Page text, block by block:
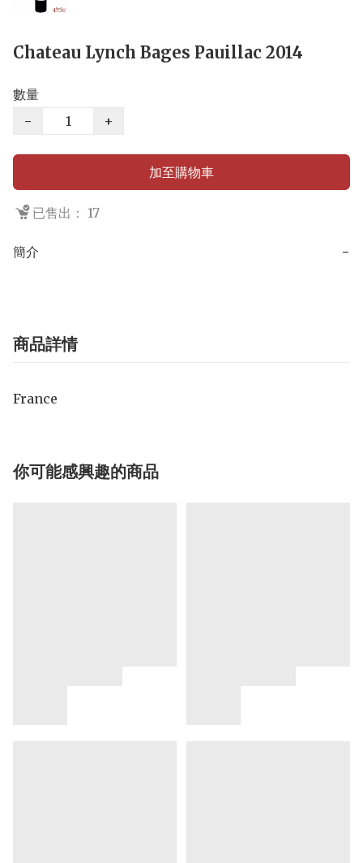
Chateau Lynch Bages Pauillac 2014
數量
−
+
加至購物車
已售出： 17
簡介 −
商品詳情
France
你可能感興趣的商品